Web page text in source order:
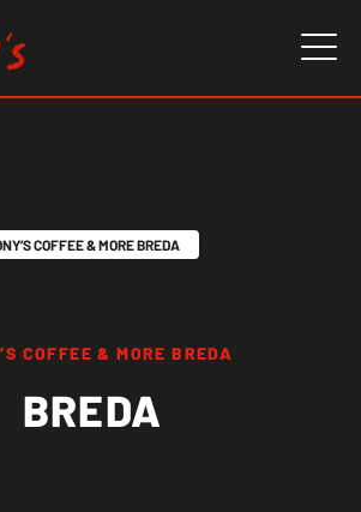
COFFEE & MORE BREDA
COFFEE & MORE BREDA
BREDA